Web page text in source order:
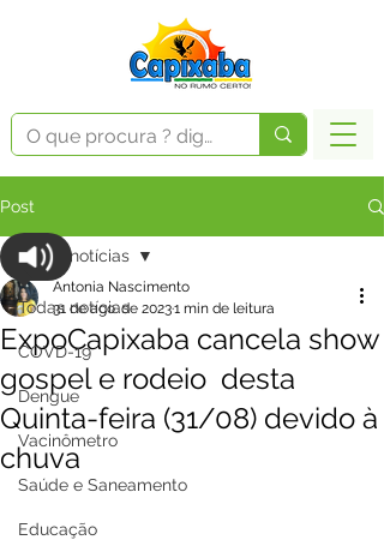
Post
Todas notícias
COVD-19
Dengue
Vacinômetro
Saúde e Saneamento
Educação
Todas notícias
ExpoCapixaba cancela show
gospel e rodeio desta
Quinta-feira (31/08) devido à
chuva
Antonia Nascimento
31 de ago. de 20231 min de leitura